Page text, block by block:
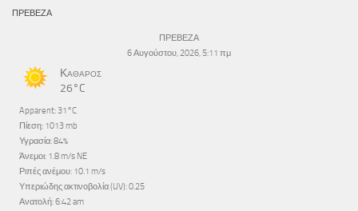
ΠΡΕΒΕΖΑ
ΠΡΕΒΕΖΑ
6 Αυγούστου, 2026, 5:11 πμ
Καθαρός
26°C
Apparent: 31°C
Πίεση: 1013 mb
Υγρασία: 84%
Άνεμοι: 1.8 m/s NE
Ριπές ανέμου: 10.1 m/s
Υπεριώδης ακτινοβολία (UV): 0.25
Ανατολή: 6:42 am